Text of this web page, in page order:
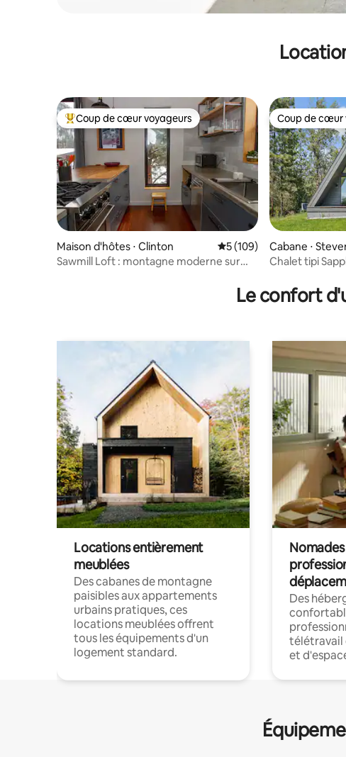
Coups de cœur voyageurs les plus appréciés
Coup de cœur voyageurs
Maison d'hôtes ⋅ Clinton Évaluation moyenne sur
5 (109)
Sawmill Loft : montagne moderne sur
Coup de cœur
Coup de cœur
Cabane ⋅
Chalet tipi
Le confort
Locations entièrement
meublées
Des cabanes de montagne
paisibles aux appartements
urbains pratiques, ces
locations meublées offrent
tous les équipements d'un
logement standard.
Des
télétravail
et